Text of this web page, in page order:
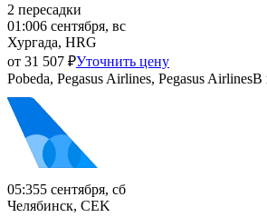
2 пересадки
01:006 сентября, вс
Хургада, HRG
от 31 507 ₽Уточнить цену
Pobeda, Pegasus Airlines, Pegasus AirlinesВ
05:355 сентября, сб
Челябинск, CEK